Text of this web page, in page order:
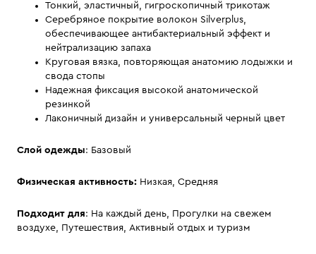
Тонкий, эластичный, гигроскопичный трикотаж
Серебряное покрытие волокон Silverplus,
обеспечивающее антибактериальный эффект и
нейтрализацию запаха
Круговая вязка, повторяющая анатомию лодыжки и
свода стопы
Надежная фиксация высокой анатомической
резинкой
Лаконичный дизайн и универсальный черный цвет
Слой одежды: Базовый
Физическая активность: Низкая, Средняя
Подходит для: На каждый день, Прогулки на свежем
воздухе, Путешествия, Активный отдых и туризм